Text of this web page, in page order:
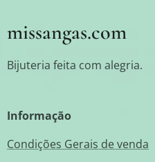
missangas.com
Bijuteria feita com alegria.
Informação
Condições Gerais de venda